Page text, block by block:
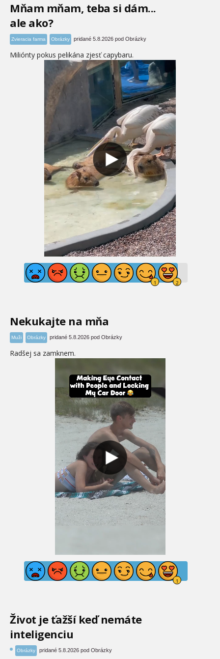
Mňam mňam, teba si dám...
ale ako?
Zvieracia farma Obrázky pridané 5.8.2026 pod Obrázky
Miliónty pokus pelikána zjesť capybaru.
Nekukajte na mňa
Muži Obrázky pridané 5.8.2026 pod Obrázky
Radšej sa zamknem.
Život je ťažší keď nemáte
inteligenciu
Obrázky pridané 5.8.2026 pod Obrázky